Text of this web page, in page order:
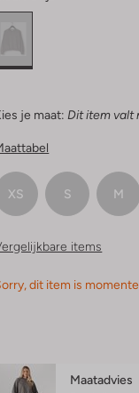
je maat: Dit item valt
XS S M
items
dit item is
Maatadvies